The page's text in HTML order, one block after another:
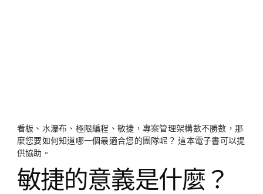
看板、水瀑布、極限編程、敏捷，專案管理架構數不勝數，那
麼您要如何知道哪一個最適合您的團隊呢？ 這本電子書可以提
供協助。
敏捷的意義是什麼？